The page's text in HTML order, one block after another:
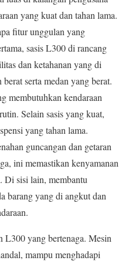
yang kuat dan tahan lama.
fitur unggulan yang
sasis L300 di rancang
dan ketahanan yang di
serta medan yang berat.
membutuhkan kendaraan
Selain sasis yang kuat,
yang tahan lama.
guncangan dan getaran
ini memastikan kenyamanan
Di sisi lain, membantu
barang yang di angkut dan
L300 yang bertenaga. Mesin
mampu menghadapi